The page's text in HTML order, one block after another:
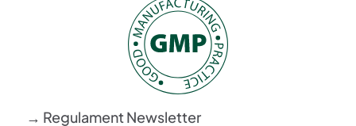
→ Regulament Newsletter